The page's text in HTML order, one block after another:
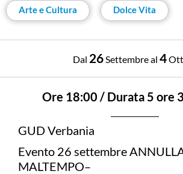
Arte e Cultura Dolce Vita
Dal 26Settembreal 4
Ore 18:00 / Durata 5 ore
GUD Verbania
Evento 26 settembre
MALTEMPO–